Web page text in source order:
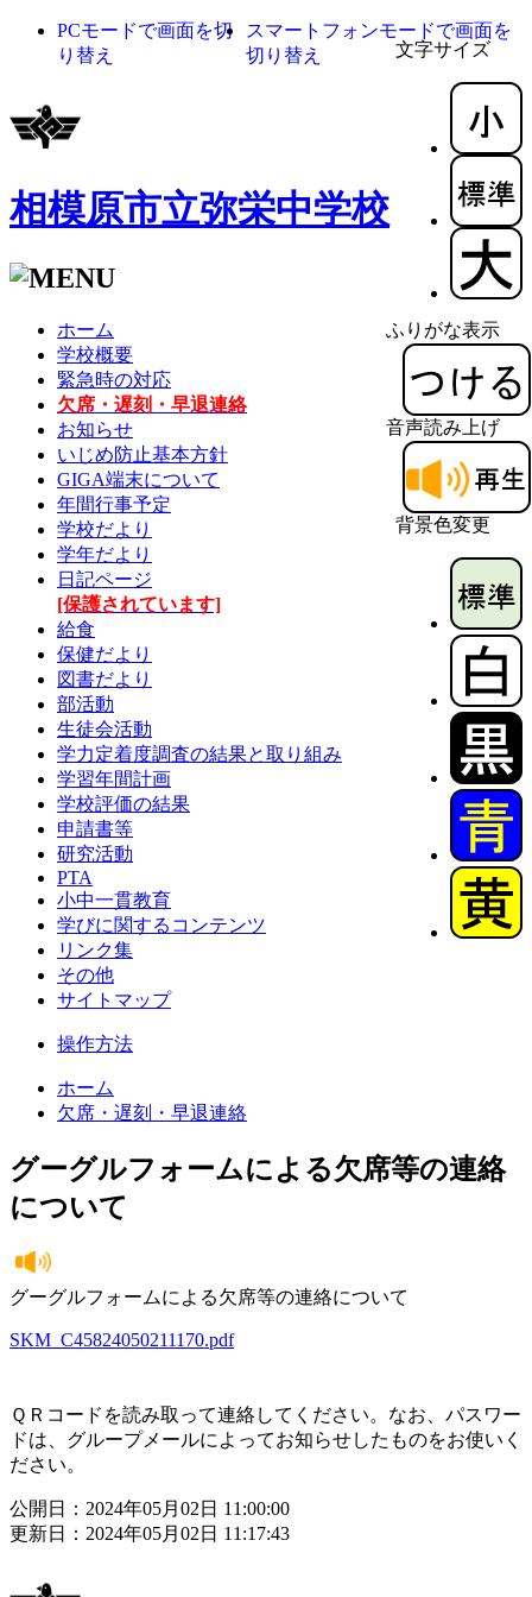
文字サイズ
ふりがな表示
音声読み上げ
背景色変更
PCモードで画面を切
り替え
スマートフォンモードで画面を
切り替え
相模原市立弥栄中学校
ホーム
学校概要
緊急時の対応
欠席・遅刻・早退連絡
お知らせ
いじめ防止基本方針
GIGA端末について
年間行事予定
学校だより
学年だより
日記ページ
[保護されています]
給食
保健だより
図書だより
部活動
生徒会活動
学力定着度調査の結果と取り組み
学習年間計画
学校評価の結果
申請書等
研究活動
PTA
小中一貫教育
学びに関するコンテンツ
リンク集
その他
サイトマップ
操作方法
ホーム
欠席・遅刻・早退連絡
グーグルフォームによる欠席等の連絡
について
グーグルフォームによる欠席等の連絡について
SKM_C45824050211170.pdf
ＱＲコードを読み取って連絡してください。なお、パスワー
ドは、グループメールによってお知らせしたものをお使いく
ださい。
公開日：2024年05月02日 11:00:00
更新日：2024年05月02日 11:17:43